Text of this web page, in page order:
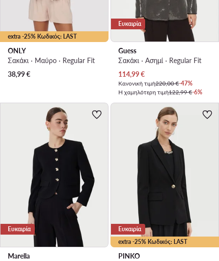
extra -25% Κωδικός: LAST
ONLY
Σακάκι · Μαύρο · Regular Fit
38,99€
Ευκαιρία
Guess
Σακάκι · Ασημί · Regular Fit
Τρέχουσα τιμή
114,99€
Κανονική τιμή220,00 €-47%
Η χαμηλότερη τιμή122,99 €-6%
Ευκαιρία
Marella
extra -25% Κωδικός: LAST
Ευκαιρία
PINKO